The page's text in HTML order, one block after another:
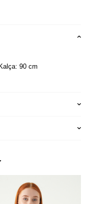
90 cm